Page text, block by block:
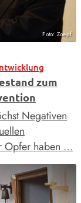
Foto: Zoepf
zum
Negativen
Opfer haben …